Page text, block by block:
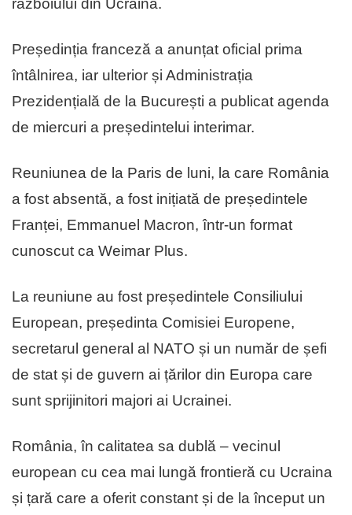
Președinția franceză a anunțat oficial prima
întâlnirea, iar ulterior și Administrația
Prezidențială de la București a publicat agenda
de miercuri a președintelui interimar.
Reuniunea de la Paris de luni, la care România
a fost absentă, a fost inițiată de președintele
Franței, Emmanuel Macron, într-un format
cunoscut ca Weimar Plus.
La reuniune au fost președintele Consiliului
European, președinta Comisiei Europene,
secretarul general al NATO și un număr de șefi
de stat și de guvern ai țărilor din Europa care
sunt sprijinitori majori ai Ucrainei.
România, în calitatea sa dublă – vecinul
european cu cea mai lungă frontieră cu Ucraina
și țară care a oferit constant și de la început un